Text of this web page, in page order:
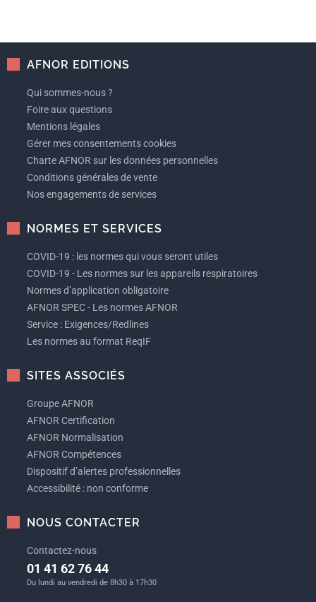
AFNOR EDITIONS
Qui sommes-nous ?
Foire aux questions
Mentions légales
Gérer mes consentements cookies
Charte AFNOR sur les données personnelles
Conditions générales de vente
Nos engagements de services
NORMES ET SERVICES
COVID-19 : les normes qui vous seront utiles
COVID-19 - Les normes sur les appareils respiratoires
Normes d’application obligatoire
AFNOR SPEC - Les normes AFNOR
Service : Exigences/Redlines
Les normes au format ReqIF
SITES ASSOCIÉS
Groupe AFNOR
AFNOR Certification
AFNOR Normalisation
AFNOR Compétences
Dispositif d’alertes professionnelles
Accessibilité : non conforme
NOUS CONTACTER
Contactez-nous
01 41 62 76 44
Du lundi au vendredi de 8h30 à 17h30